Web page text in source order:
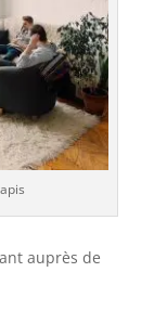
auprès de